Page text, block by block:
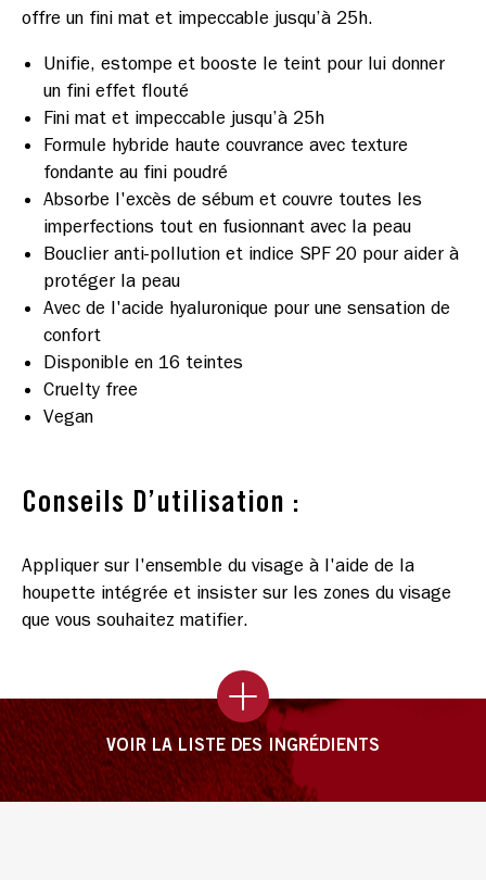
Unifie, estompe et booste le teint pour lui donner
un fini effet flouté
Fini mat et impeccable jusqu’à 25h
Formule hybride haute couvrance avec texture
fondante au fini poudré
Absorbe l'excès de sébum et couvre toutes les
imperfections tout en fusionnant avec la peau
Bouclier anti-pollution et indice SPF 20 pour aider à
protéger la peau
Avec de l'acide hyaluronique pour une sensation de
confort
Disponible en 16 teintes
Cruelty free
Vegan
Conseils D’utilisation :
Appliquer sur l'ensemble du visage à l'aide de la
houpette intégrée et insister sur les zones du visage
que vous souhaitez matifier.
VOIR LA LISTE DES INGRÉDIENTS